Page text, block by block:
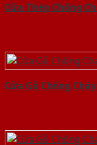
Cửa Thép Chống
Cửa Gỗ Chống